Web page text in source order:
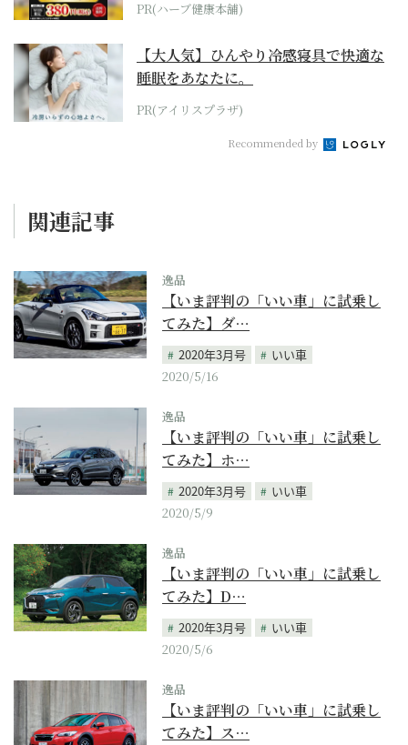
PR(ハーブ健康本舗)
【大人気】ひんやり冷感寝具で快適な
睡眠をあなたに。
PR(アイリスプラザ)
Recommended by
関連記事
逸品
【いま評判の「いい車」に試乗し
てみた】ダ…
2020年3月号
いい車
2020/5/16
逸品
【いま評判の「いい車」に試乗し
てみた】ホ…
2020年3月号
いい車
2020/5/9
逸品
【いま評判の「いい車」に試乗し
てみた】D…
2020年3月号
いい車
2020/5/6
逸品
【いま評判の「いい車」に試乗し
てみた】ス…